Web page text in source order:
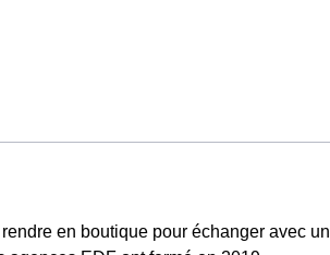
en boutique pour échanger avec un